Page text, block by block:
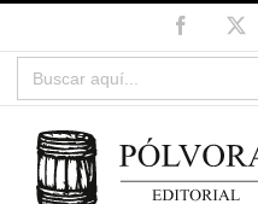
al
contenido
Facebook
Buscar: